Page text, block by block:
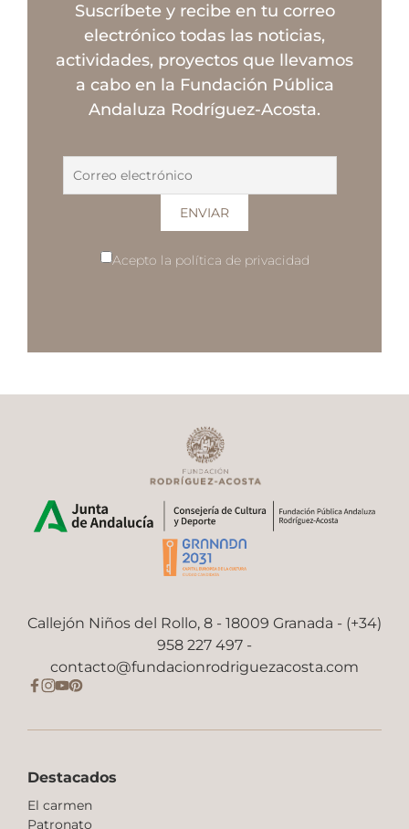
Suscríbete y recibe en tu correo
electrónico todas las noticias,
actividades, proyectos que llevamos
a cabo en la Fundación Pública
Andaluza Rodríguez-Acosta.
Acepto la política de privacidad
Callejón Niños del Rollo, 8 - 18009 Granada - (+34)
958 227 497 -
contacto@fundacionrodriguezacosta.com
Destacados
El carmen
Patronato